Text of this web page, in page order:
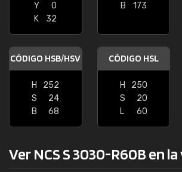
Y
0
K
32
B
173
CÓDIGO HSB/HSV
H
252
S
24
B
68
CÓDIGO HSL
H
250
S
20
L
60
Ver NCS S 3030-R60B en